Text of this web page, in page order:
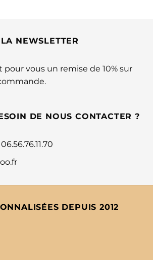
NEWSLETTER
vous un remise de 10% sur
DE NOUS CONTACTER ?
06.56.76.11.70
DEPUIS 2012